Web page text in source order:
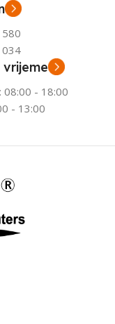
vrijeme
08:00 - 18:00
- 13:00